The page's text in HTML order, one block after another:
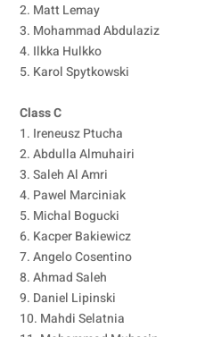
2. Matt Lemay
3. Mohammad Abdulaziz
4. Ilkka Hulkko
5. Karol Spytkowski
Class C
1. Ireneusz Ptucha
2. Abdulla Almuhairi
3. Saleh Al Amri
4. Pawel Marciniak
5. Michal Bogucki
6. Kacper Bakiewicz
7. Angelo Cosentino
8. Ahmad Saleh
9. Daniel Lipinski
10. Mahdi Selatnia